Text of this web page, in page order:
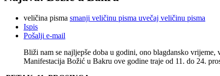
veličina pisma smanji veličinu pisma uvečaj veličinu pisma
Ispis
Pošalji e-mail
Bliži nam se najljepše doba u godini, ono blagdansko
Manifestacija Božić u Bakru ove godine traje od 11. do 24.